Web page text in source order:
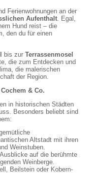
Ferienwohnungen an der
Aufenthalt. Egal,
Hund reist – die
den du für einen
bis zurTerrassenmosel
die zum Entdecken und
die malerischen
der Region.
Cochem & Co.
in historischen Städten
Besonders beliebt sind
Altstadt mit ihren
Weinstuben.
auf die berühmte
Weinberge.
Beilstein oder Kobern-